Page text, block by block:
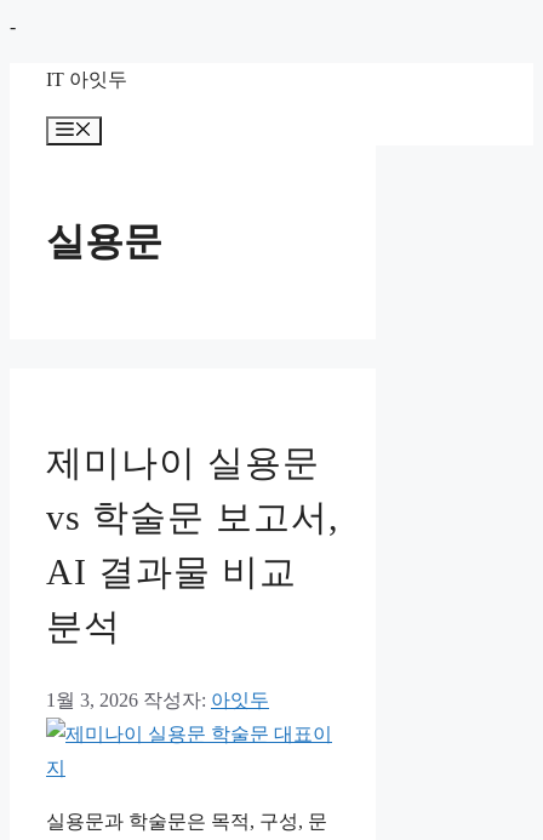
-컨
IT 아잇두
뉴
실용문
제미나이 실용문
vs 학술문 보고서,
AI 결과물 비교
분석
1월 3, 2026 작성자: 아잇두
실용문과 학술문은 목적, 구성, 문